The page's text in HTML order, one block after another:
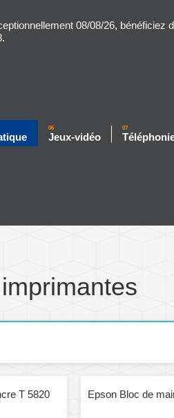
08/08/26, bénéficiez
06
Jeux-vidéo
07
T 5820 Epson Bloc de